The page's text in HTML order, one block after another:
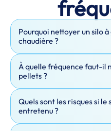
Pourquoi nettoyer un silo
chaudière ?
À quelle fréquence faut-il
pellets ?
Quels sont les risques si le
entretenu ?